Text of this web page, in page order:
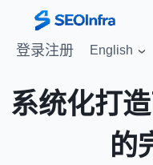
登录注册 English
系统化打
的